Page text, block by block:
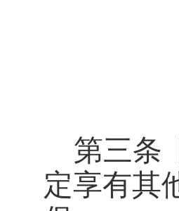
第三条
定享有其